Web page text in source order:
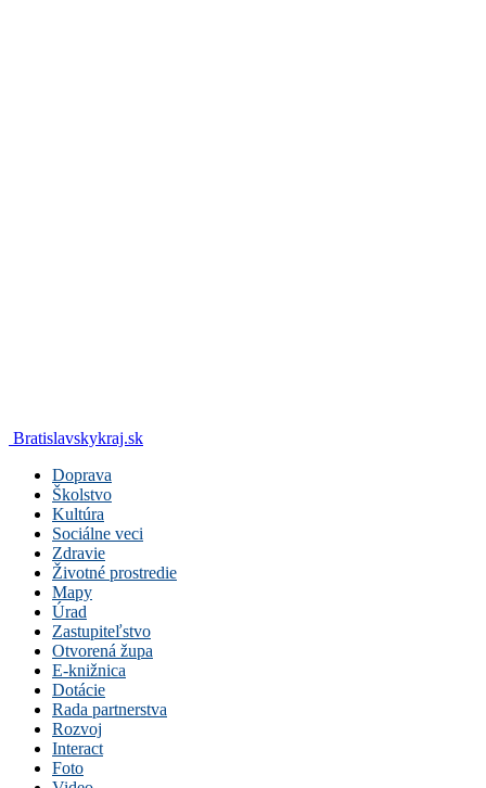
Bratislavskykraj.sk
Doprava
Školstvo
Kultúra
Sociálne veci
Zdravie
Životné prostredie
Mapy
Úrad
Zastupiteľstvo
Otvorená župa
E-knižnica
Dotácie
Rada partnerstva
Rozvoj
Interact
Foto